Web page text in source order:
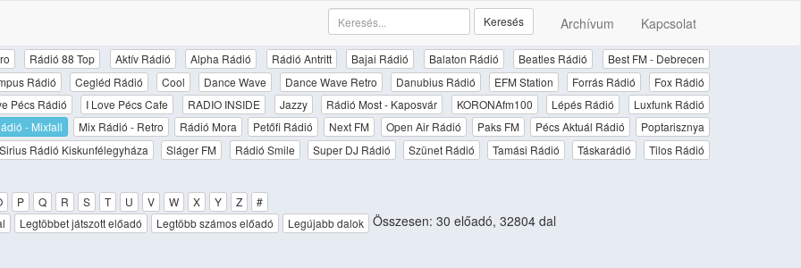
Archívum Kapcsolat
Keresés
Rádió 88 Top Aktív Rádió Alpha Rádió Rádió Antritt Bajai Rádió Balaton Rádió Beatles Rádió
Best FM - Debrecen
Rádió
Cegléd Rádió Cool Dance Wave Dance Wave Retro Danubius Rádió EFM Station Forrás Rádió
Fox Rádió
Pécs Rádió
I Love Pécs Cafe RADIO INSIDE Jazzy Rádió Most - Kaposvár KORONAfm100 Lépés Rádió
Luxfunk Rádió
- Mixfall
Mix Rádió - Retro Rádió Mora Petőfi Rádió Next FM Open Air Rádió Paks FM Pécs Aktuál Rádió
Poptarisznya
Sirius Rádió Kiskunfélegyháza
Sláger FM Rádió Smile Super DJ Rádió Szünet Rádió Tamási Rádió Táskarádió Tilos Rádió
P Q R S T U V W X Y Z
#
Legtöbbet játszott előadó Legtöbb számos előadó Legújabb dalok Összesen: 30 előadó, 32804 dal